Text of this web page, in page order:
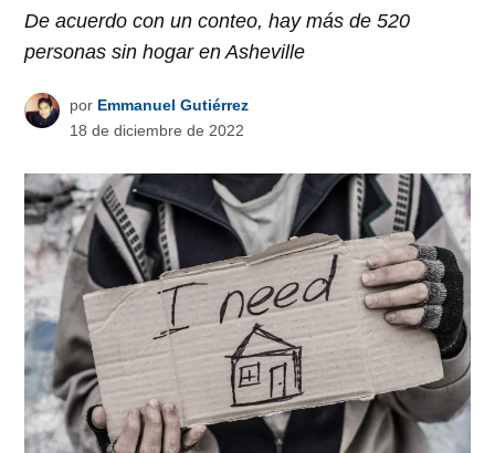
De acuerdo con un conteo, hay más de 520
personas sin hogar en Asheville
por Emmanuel Gutiérrez
18 de diciembre de 2022